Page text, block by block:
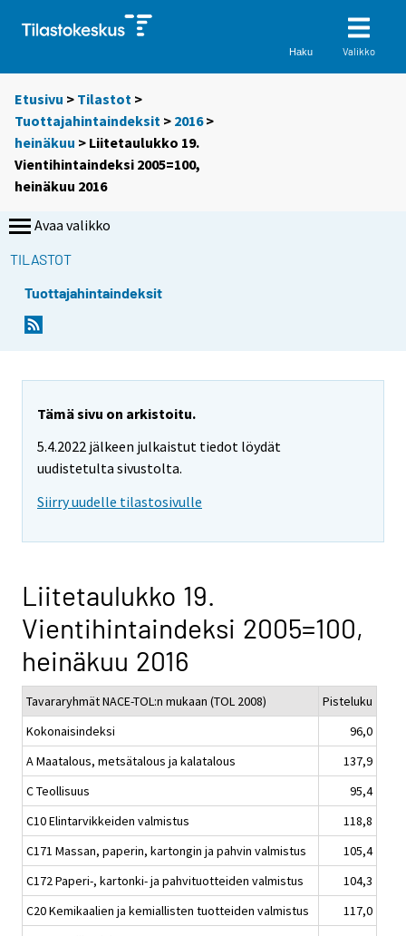
Haku Valikko
Etusivu > Tilastot >
Tuottajahintaindeksit > 2016>
heinäkuu > Liitetaulukko 19.
Vientihintaindeksi 2005=100,
heinäkuu 2016
Avaa valikko
TILASTOT
Tuottajahintaindeksit
Tämä sivu on arkistoitu.
5.4.2022 jälkeen julkaistut tiedot löydät
uudistetulta sivustolta.
Siirry uudelle tilastosivulle
Liitetaulukko 19.
Vientihintaindeksi 2005=100,
heinäkuu 2016
Tavararyhmät NACE-TOL:n mukaan (TOL 2008)
Pisteluku
Kokonaisindeksi
96,0
A Maatalous, metsätalous ja kalatalous
137,9
C Teollisuus
95,4
C10 Elintarvikkeiden valmistus
118,8
C171 Massan, paperin, kartongin ja pahvin valmistus
105,4
C172 Paperi-, kartonki- ja pahvituotteiden valmistus
104,3
C20 Kemikaalien ja kemiallisten tuotteiden valmistus
117,0